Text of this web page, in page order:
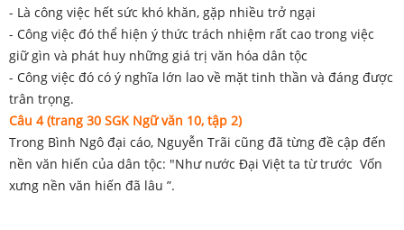
- Là công việc hết sức khó khăn, gặp nhiều trở ngại
- Công việc đó thể hiện ý thức trách nhiệm rất cao trong việc
giữ gìn và phát huy những giá trị văn hóa dân tộc
- Công việc đó có ý nghĩa lớn lao về mặt tinh thần và đáng được
trân trọng.
Câu 4 (trang 30 SGK Ngữ văn 10, tập 2)
Trong Bình Ngô đại cáo, Nguyễn Trãi cũng đã từng đề cập đến
nền văn hiến của dân tộc: "Như nước Đại Việt ta từ trước Vốn
xưng nền văn hiến đã lâu ”.